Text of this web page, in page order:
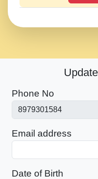
Phone No
Email address
Date of Birth